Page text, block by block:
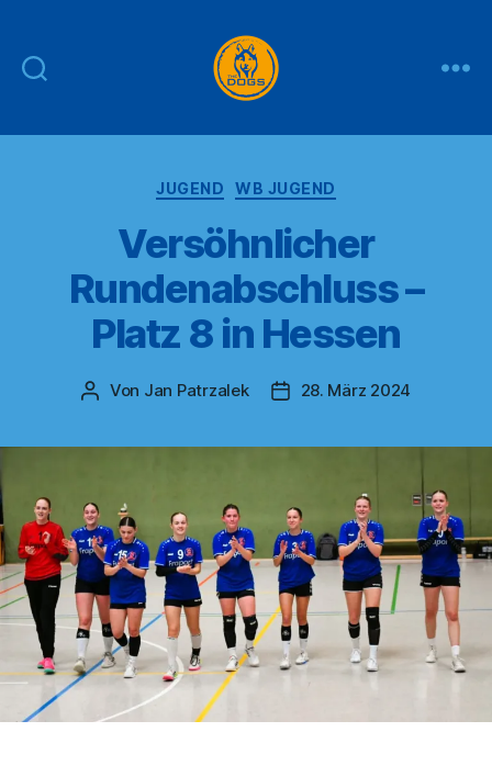
DOGS
Kategorien
JUGEND WB JUGEND
Versöhnlicher
Rundenabschluss –
Platz 8 in Hessen
Beitragsautor
Von Jan Patrzalek Veröffentlichungsdatum
28. März 2024